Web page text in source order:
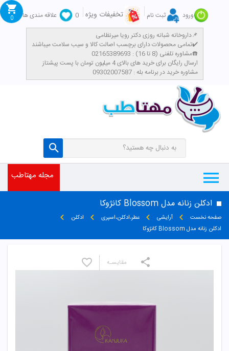
ورود ثبت نام تخفیفات ویژه 0
علاقه مندی ها
داروخانه شبانه روزی دکتر رویا میرنظامی📌
تمامی محصولات دارای برچسب اصالت کالا و سیب سلامت میباشند✔️
مشاوره تلفنی (8 تا 16) : 02165389693☎️
​ارسال رایگان برای خرید های بالای 4 میلیون تومان با پست پیشتاز
مشاوره خرید در برنامه بله : 09302007587
0
مجله مهتاطب
ادکلن زنانه مدل Blossom کانژوکا
صفحه نخست آرایشی عطر،ادکلن،اسپری
ادکلن
ادکلن زنانه مدل Blossom کانژوکا
مقایسـه